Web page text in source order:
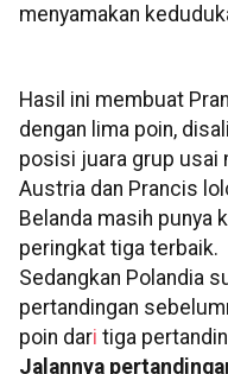
menyamakan
Hasil ini membuat
dengan lima poin,
posisi juara grup usai
Austria dan Prancis
Belanda masih punya
peringkat tiga terbaik.
Sedangkan Polandia
pertandingan
poin dari tiga
Jalannya